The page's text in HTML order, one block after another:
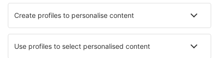
Cazare în Saint Clairsville Cazare în Bcharré